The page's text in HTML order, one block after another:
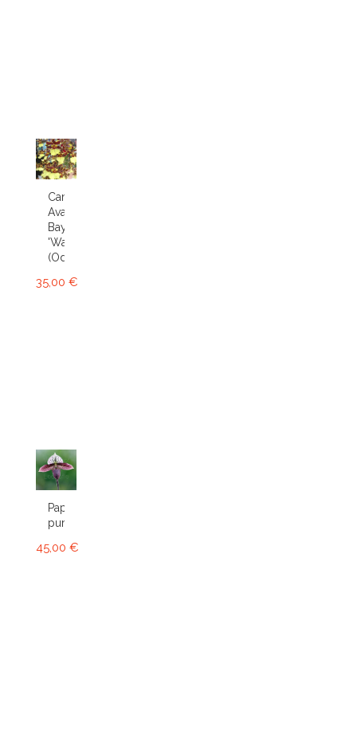
Cambria
Avalon
Bay
'Wasp'
(Odcdm.)
35,00 €
Paphiopedilum
purpuratum
45,00 €